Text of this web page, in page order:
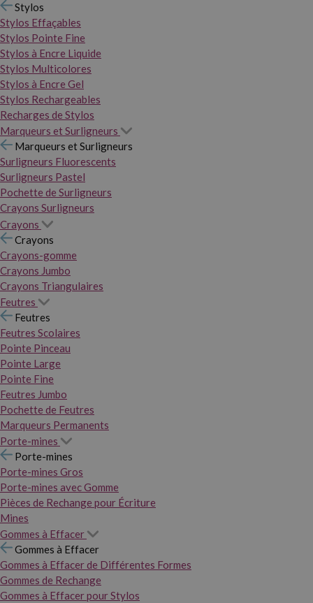
Stylos
Stylos Effaçables
Stylos Pointe Fine
Stylos à Encre Liquide
Stylos Multicolores
Stylos à Encre Gel
Stylos Rechargeables
Recharges de Stylos
Marqueurs et Surligneurs
Marqueurs et Surligneurs
Surligneurs Fluorescents
Surligneurs Pastel
Pochette de Surligneurs
Crayons Surligneurs
Crayons
Crayons
Crayons-gomme
Crayons Jumbo
Crayons Triangulaires
Feutres
Feutres
Feutres Scolaires
Pointe Pinceau
Pointe Large
Pointe Fine
Feutres Jumbo
Pochette de Feutres
Marqueurs Permanents
Porte-mines
Porte-mines
Porte-mines Gros
Porte-mines avec Gomme
Pièces de Rechange pour Écriture
Mines
Gommes à Effacer
Gommes à Effacer
Gommes à Effacer de Différentes Formes
Gommes de Rechange
Gommes à Effacer pour Stylos